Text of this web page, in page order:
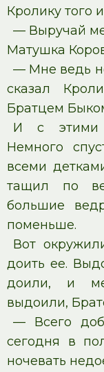
Кролику того
— Выручай
Матушка
— Мне ведь
сказал
Братцем
И с этими
Немного
всеми
тащил по
большие
поменьше.
Вот
доить ее.
доили, и
выдоили,
— Всего
сегодня в
ночевать